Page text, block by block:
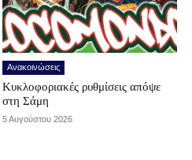
Ανακοινώσεις
Κυκλοφοριακές ρυθμίσεις απόψε
στη Σάμη
5 Αυγούστου 2026